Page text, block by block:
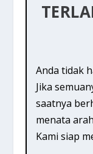
Anda tidak
Jika
saatnya
menata
Kami siap